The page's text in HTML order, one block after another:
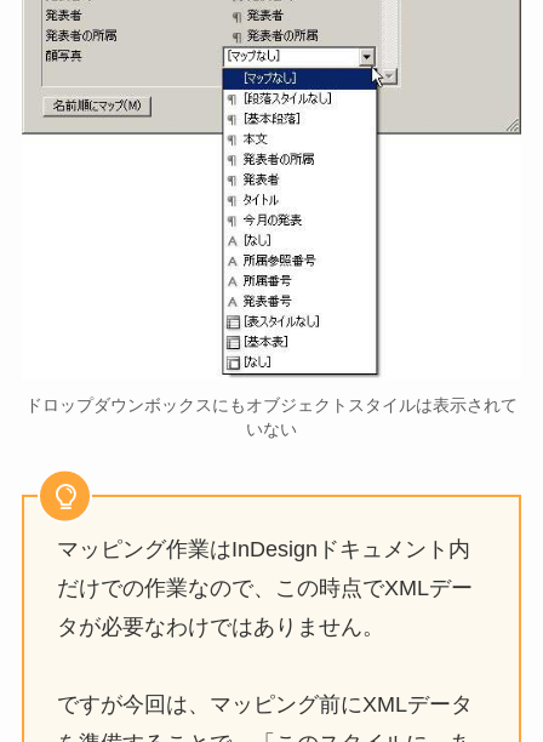
ドロップダウンボックスにもオブジェクトスタイルは表示されて
いない
マッピング作業はInDesignドキュメント内
だけでの作業なので、この時点でXMLデー
タが必要なわけではありません。
ですが今回は、マッピング前にXMLデータ